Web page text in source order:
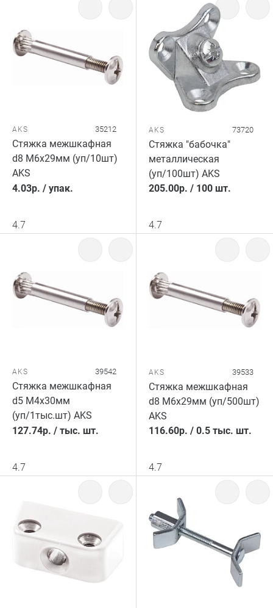
AKS 35212
Стяжка межшкафная
d8 М6х29мм (уп/10шт)
AKS
4.03р. / упак.
4.7
AKS 73720
Стяжка "бабочка"
металлическая
(уп/100шт) AKS
205.00р. / 100 шт.
4.7
AKS 39542
Стяжка межшкафная
d5 М4х30мм
(уп/1тыс.шт) AKS
127.74р. / тыс. шт.
4.7
AKS 39533
Стяжка межшкафная
d8 М6х29мм (уп/500шт)
AKS
116.60р. / 0.5 тыс. шт.
4.7